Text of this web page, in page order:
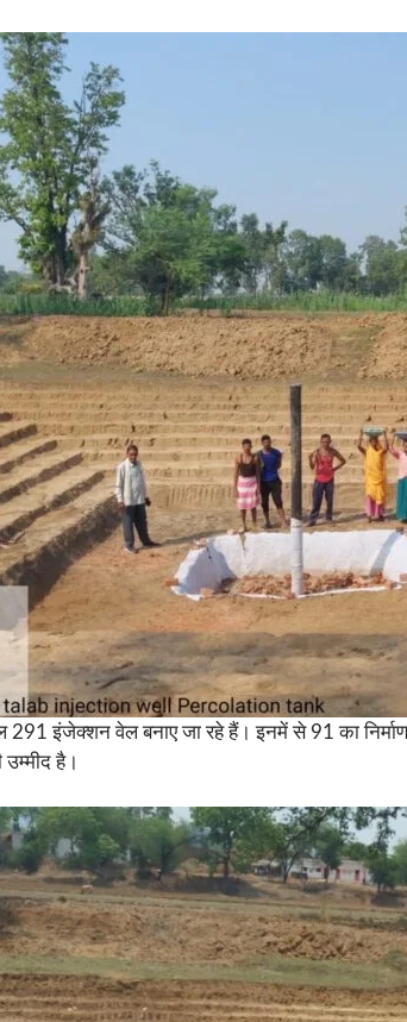
इंजेक्शन वेल बनाए जा रहे हैं। इनमें से 91 का निर्माण
उम्मीद है।